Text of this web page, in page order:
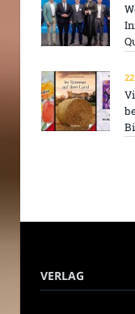
VERLAG